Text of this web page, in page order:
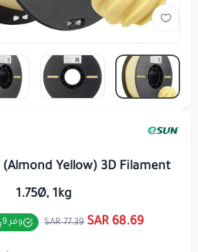
(Almond Yellow) 3D Filament
1.75Ø, 1kg
68.69 SAR
77.39 SAR وفر 9